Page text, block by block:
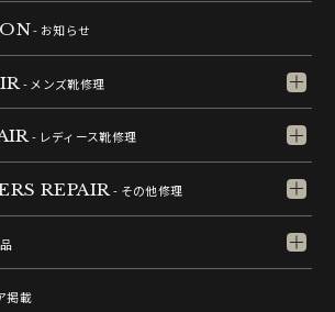
- お知らせ
- メンズ靴修理
- レディース靴修理
REPAIR- その他修理
掲載